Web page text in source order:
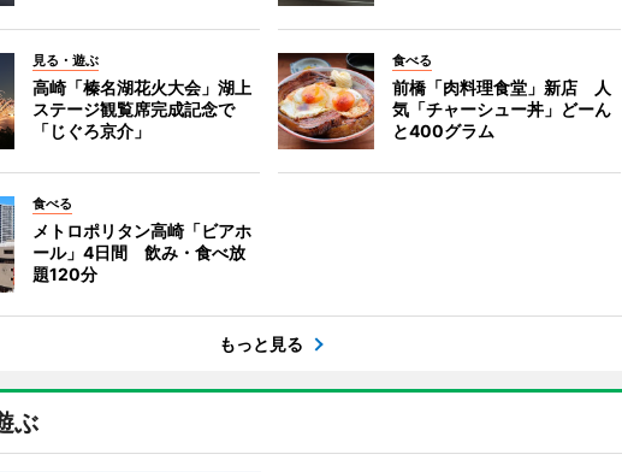
見る・遊ぶ
高崎「榛名湖花火大会」湖上
ステージ観覧席完成記念で
「じぐろ京介」
食べる
前橋「肉料理食堂」新店 人
気「チャーシュー丼」どーん
と400グラム
食べる
メトロポリタン高崎「ビアホ
ール」4日間 飲み・食べ放
題120分
もっと見る
ぶ